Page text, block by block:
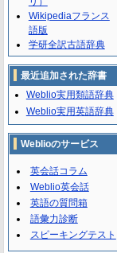
Wikipediaフランス
語版
学研全訳古語辞典
最近追加された辞書
Weblio実用類語辞典
Weblio実用英語辞典
Weblioのサービス
英会話コラム
Weblio英会話
英語の質問箱
語彙力診断
スピーキングテスト